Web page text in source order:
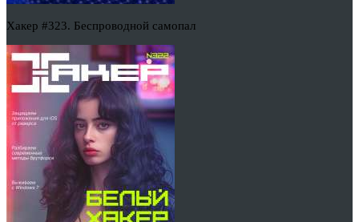
Хакер #323. Беспроводной самопал